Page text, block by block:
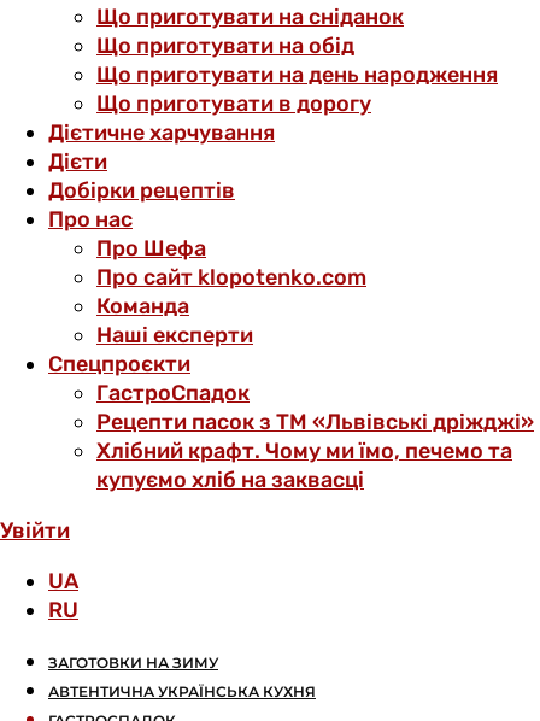
Що приготувати на сніданок
Що приготувати на обід
Що приготувати на день народження
Що приготувати в дорогу
Дієтичне харчування
Дієти
Добірки рецептів
Про нас
Про Шефа
Про сайт klopotenko.com
Команда
Наші експерти
Спецпроєкти
ГастроСпадок
Рецепти пасок з ТМ «Львівські дріжджі»
Хлібний крафт. Чому ми їмо, печемо та
купуємо хліб на заквасці
Увійти
UA
RU
ЗАГОТОВКИ НА ЗИМУ
АВТЕНТИЧНА УКРАЇНСЬКА КУХНЯ